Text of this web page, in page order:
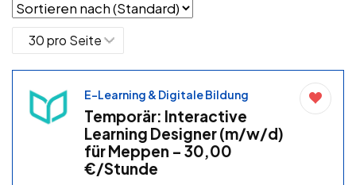
E-Learning & Digitale Bildung
Temporär: Interactive
Learning Designer (m/w/d)
für Meppen – 30,00
€/Stunde